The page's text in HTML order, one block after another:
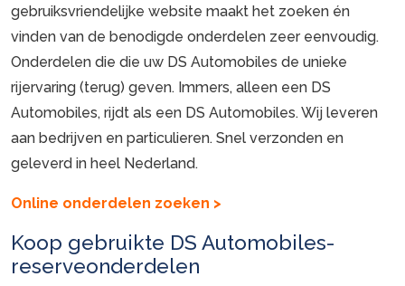
gebruiksvriendelijke website maakt het zoeken én
vinden van de benodigde onderdelen zeer eenvoudig.
Onderdelen die die uw DS Automobiles de unieke
rijervaring (terug) geven. Immers, alleen een DS
Automobiles, rijdt als een DS Automobiles. Wij leveren
aan bedrijven en particulieren. Snel verzonden en
geleverd in heel Nederland.
Online onderdelen zoeken >
Koop gebruikte DS Automobiles-
reserveonderdelen